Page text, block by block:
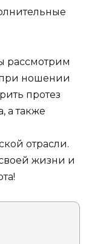
рассмотрим
ношении
протез
а также
отрасли.
жизни и